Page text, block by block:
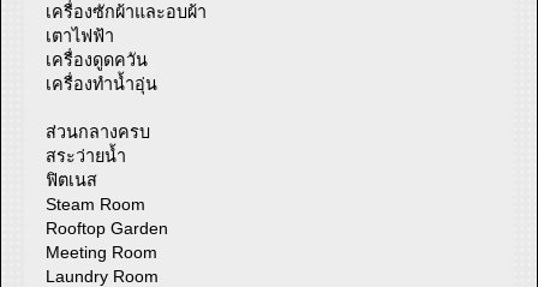
เครื่องซักผ้าและอบผ้า
เตาไฟฟ้า
เครื่องดูดควัน
เครื่องทำน้ำอุ่น
ส่วนกลางครบ
สระว่ายน้ำ
ฟิตเนส
Steam Room
Rooftop Garden
Meeting Room
Laundry Room